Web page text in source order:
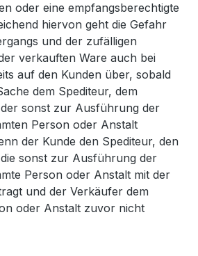
oder eine empfangsberechtigte
hiervon geht die Gefahr
und der zufälligen
verkauften Ware auch bei
auf den Kunden über, sobald
dem Spediteur, dem
sonst zur Ausführung der
Person oder Anstalt
der Kunde den Spediteur, den
sonst zur Ausführung der
Person oder Anstalt mit der
und der Verkäufer dem
oder Anstalt zuvor nicht